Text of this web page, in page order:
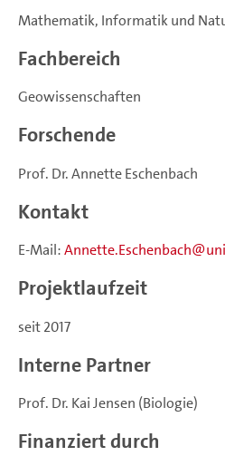
Mathematik, Informatik und
Fachbereich
Geowissenschaften
Forschende
Prof. Dr. Annette Eschenbach
Kontakt
E-Mail:Annette.Eschenbach
Projektlaufzeit
seit 2017
Interne Partner
Prof. Dr. Kai Jensen (Biologie)
Finanziert durch